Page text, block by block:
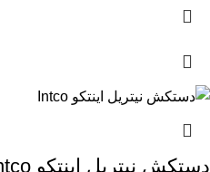
دستکش نیتریل اینتکو Intco